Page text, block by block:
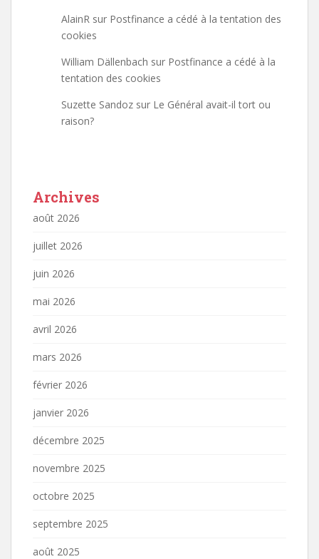
AlainR sur Postfinance a cédé à la tentation des
cookies
William Dällenbach sur Postfinance a cédé à la
tentation des cookies
Suzette Sandoz sur Le Général avait-il tort ou
raison?
Archives
août 2026
juillet 2026
juin 2026
mai 2026
avril 2026
mars 2026
février 2026
janvier 2026
décembre 2025
novembre 2025
octobre 2025
septembre 2025
août 2025